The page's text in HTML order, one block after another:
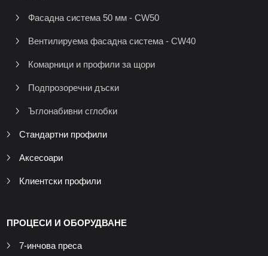
Фасадна система 50 мм - CW50
Вентилируема фасадна система - CW40
Комарници и профили за щори
Подпрозоречни дъски
Ъглонабивни сглобки
Стандартни профили
Аксесоари
Клиентски профили
ПРОЦЕСИ И ОБОРУДВАНЕ
7-инчова преса